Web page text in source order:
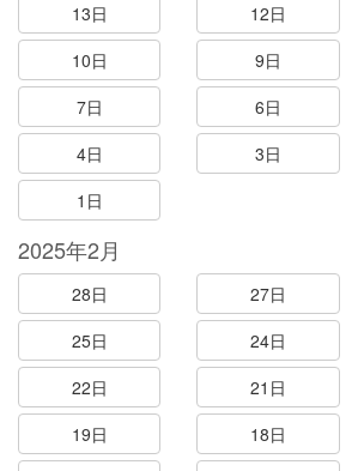
13日
12日
10日
9日
7日
6日
4日
3日
1日
2025年2月
28日 27日
25日
24日
22日
21日
19日
18日